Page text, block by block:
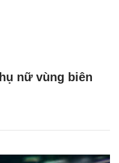
nữ vùng biên